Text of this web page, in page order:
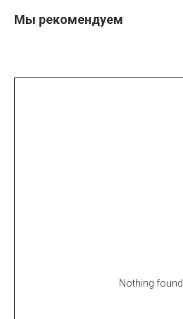
Мы рекомендуем
Nothing found